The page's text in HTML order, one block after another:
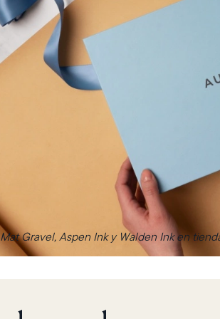
Gravel, Aspen Ink y Walden Ink en